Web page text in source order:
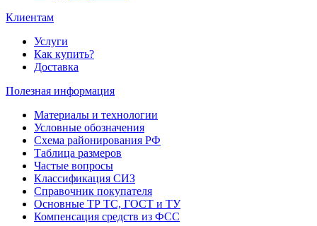
Клиентам
Услуги
Как купить?
Доставка
Полезная информация
Материалы и технологии
Условные обозначения
Схема районирования РФ
Таблица размеров
Частые вопросы
Классификация СИЗ
Справочник покупателя
Основные ТР ТС, ГОСТ и ТУ
Компенсация средств из ФСС